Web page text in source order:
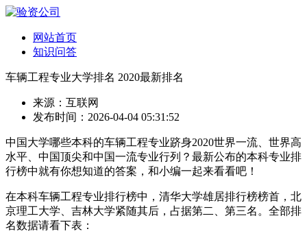
网站首页
知识问答
车辆工程专业大学排名 2020最新排名
来源：互联网
发布时间：2026-04-04 05:31:52
中国大学哪些本科的车辆工程专业跻身2020世界一流、世界高
水平、中国顶尖和中国一流专业行列？最新公布的本科专业排
行榜中就有你想知道的答案，和小编一起来看看吧！
在本科车辆工程专业排行榜中，清华大学雄居排行榜榜首，北
京理工大学、吉林大学紧随其后，占据第二、第三名。全部排
名数据请看下表：